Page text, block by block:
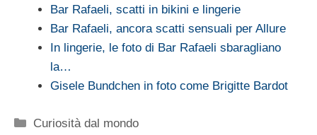
Bar Rafaeli, scatti in bikini e lingerie
Bar Rafaeli, ancora scatti sensuali per Allure
In lingerie, le foto di Bar Rafaeli sbaragliano
la…
Gisele Bundchen in foto come Brigitte Bardot
Categorie
Curiosità dal mondo